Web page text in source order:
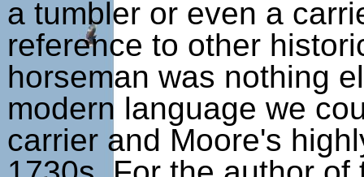
a tumbler or even a
reference to other
horseman was nothing
modern language we
carrier and Moore's